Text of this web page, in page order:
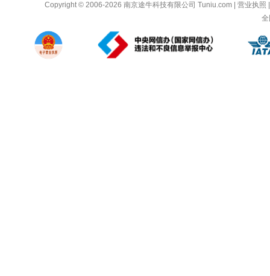
Copyright © 2006-2026南京途牛科技有限公司 Tuniu.com |营业执照